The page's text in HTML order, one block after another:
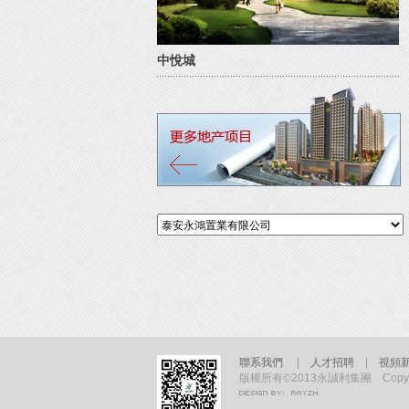
中悅城
聯系我們 人才招聘
視頻
版權所有©2013永誠利集團